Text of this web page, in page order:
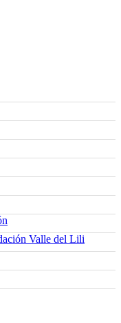
Valle del Lili